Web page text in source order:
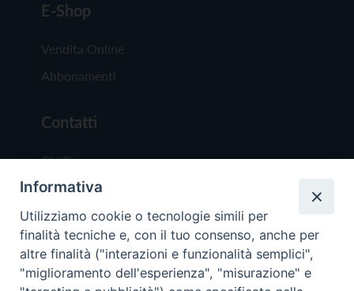
E-Shop
Vendita Online
Abbonamenti
Contatti
Chi Siamo
Redazione
Scrivici
Informativa
Utilizziamo cookie o tecnologie simili per
finalità tecniche e, con il tuo consenso, anche per
altre finalità ("interazioni e funzionalità semplici",
"miglioramento dell'esperienza", "misurazione" e